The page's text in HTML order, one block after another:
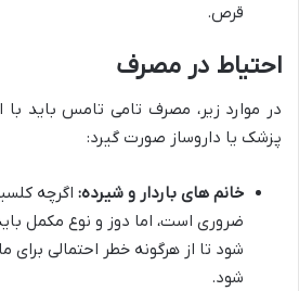
قرص.
احتیاط در مصرف
در موارد زیر، مصرف تامی تامس باید
پزشک یا داروساز صورت گیرد:
خانم های باردار و شیرده: اگرچه
ضروری است، اما دوز و نوع مکمل
شود تا از هرگونه خطر احتمالی برای
شود.